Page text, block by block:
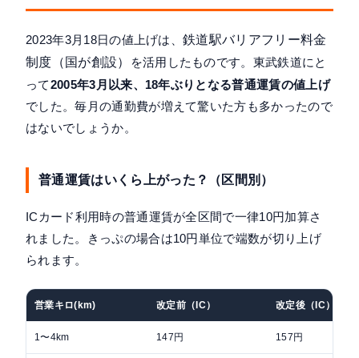
2023年3月18日の値上げは、鉄道駅バリアフリー料金
制度（国が創設）
を活用したものです。東武鉄道にと
って2005年3月以来、18年ぶりとなる普通運賃の値上げ
でした。毎月の通勤費が増えて驚いた方も多かったので
はないでしょうか。
普通運賃はいくら上がった？（区間別）
ICカード利用時の普通運賃が全区間で一律10円加算さ
れました。きっぷの場合は10円単位で端数が切り上げ
られます。
営業キロ(km) 改定前（IC） 改定後（IC）
1〜4km 147円 157円